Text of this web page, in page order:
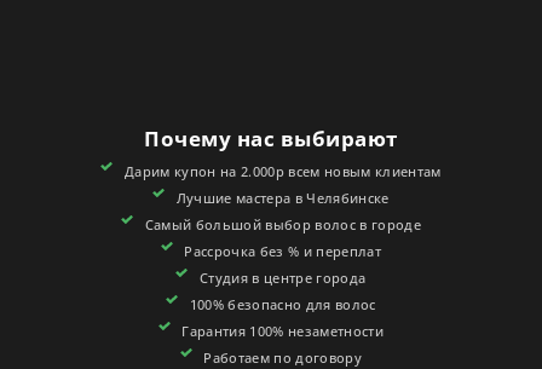
КОНТАКТЫ
СЕРТИФИКАТЫ
Почему нас выбирают
Дарим купон на 2.000р всем новым клиентам
Лучшие мастера в Челябинске
Самый большой выбор волос в городе
Рассрочка без % и переплат
Студия в центре города
100% безопасно для волос
Гарантия 100% незаметности
Работаем по договору